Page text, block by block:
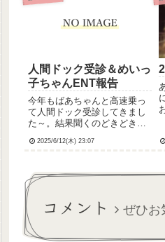
人間ドック受診＆めいっ
子ちゃんENT報告
今年もばあちゃんと高速乗っ
て人間ドック受診してきまし
た～。結果聞くのどきどきだ
だったみたい。去年
たねとの評価でした。あいか
わらずBMIは30超えで太り...
2025/6/12(木) 23:07
コメント ぜひ